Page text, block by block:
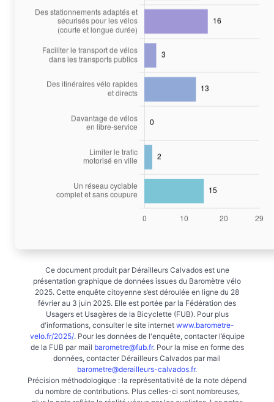
Ce document produit par Dérailleurs Calvados est une
présentation graphique de données issues du Baromètre vélo
2025. Cette enquête citoyenne s’est déroulée en ligne du 28
février au 3 juin 2025. Elle est portée par la Fédération des
Usagers et Usagères de la Bicyclette (FUB). Pour plus
d'informations, consulter le site internet www.barometre-
velo.fr/2025/. Pour les données de l'enquête, contacter l’équipe
de la FUB par mail barometre@fub.fr. Pour la mise en forme des
données, contacter Dérailleurs Calvados par mail
barometre@derailleurs-calvados.fr.
Précision méthodologique : la représentativité de la note dépend
du nombre de contributions. Plus celles-ci sont nombreuses,